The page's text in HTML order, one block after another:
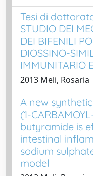
Tesi di
STUDIO DEI
DEI BIFENILI
DIOSSINO-
IMMUNITARIO
2013 Meli, Rosaria
A new
(1-
butyramide is
intestinal
sodium
model